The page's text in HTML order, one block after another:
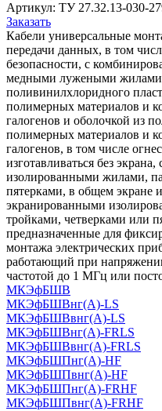
Артикул: ТУ 27.32.13-030-
Заказать
Кабели универсальные
передачи данных, в том
безопасности, с
медными лужеными жилами,
поливинилхлоридного
полимерных материалов и
галогенов и оболочкой из
полимерных материалов и
галогенов, в том числе
изготавливаться без
изолированными жилами,
пятерками, в общем экране
экранированными
тройками, четверками или
предназначенные для
монтажа электрических
работающий при
частотой до 1 МГц или
МКЭфБШВ
МКЭфБШВнг(А)-LS
МКЭфБШВвнг(А)-LS
МКЭфБШВнг(А)-FRLS
МКЭфБШВвнг(А)-FRLS
МКЭфБШПнг(А)-HF
МКЭфБШПвнг(А)-HF
МКЭфБШПнг(А)-FRHF
МКЭфБШПвнг(А)-FRHF